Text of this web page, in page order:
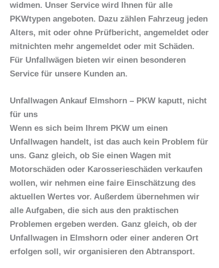
widmen. Unser Service wird Ihnen für alle
PKWtypen angeboten. Dazu zählen Fahrzeug jeden
Alters, mit oder ohne Prüfbericht, angemeldet oder
mitnichten mehr angemeldet oder mit Schäden.
Für Unfallwägen bieten wir einen besonderen
Service für unsere Kunden an.
Unfallwagen Ankauf Elmshorn – PKW kaputt, nicht
für uns
Wenn es sich beim
Ihrem PKW um einen
Unfallwagen handelt, ist das auch kein Problem für
uns. Ganz gleich, ob Sie einen Wagen mit
Motorschäden oder Karosserieschäden verkaufen
wollen, wir nehmen eine faire Einschätzung des
aktuellen Wertes vor. Außerdem übernehmen wir
alle Aufgaben, die sich aus den praktischen
Problemen ergeben werden. Ganz gleich, ob der
Unfallwagen in Elmshorn oder einer anderen Ort
erfolgen soll, wir organisieren den Abtransport.